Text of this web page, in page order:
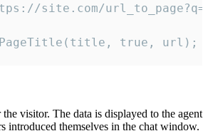
site.com/
true, url);
visitor. The data is displayed to the agent
introduced themselves in the chat window.